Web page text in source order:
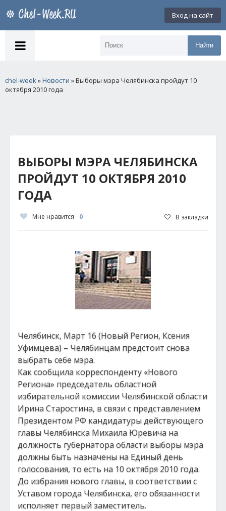
Вход на сайт
Найти
chel-week»Новости » Выборы мэра Челябинска пройдут 10
октября 2010 года
ВЫБОРЫ МЭРА ЧЕЛЯБИНСКА
ПРОЙДУТ 10 ОКТЯБРЯ 2010
ГОДА
Мне нравится 0 В закладки
Челябинск, Март 16 (Новый Регион, Ксения
Уфимцева) – Челябинцам предстоит снова
выбрать себе мэра.
Как сообщила корреспонденту «Нового
Региона» председатель областной
избирательной комиссии Челябинской области
Ирина Старостина, в связи с представлением
Президентом РФ кандидатуры действующего
главы Челябинска Михаила Юревича на
должность губернатора области выборы мэра
должны быть назначены на Единый день
голосования, то есть на 10 октября 2010 года.
До избрания нового главы, в соответствии с
Уставом города Челябинска, его обязанности
исполняет первый заместитель.